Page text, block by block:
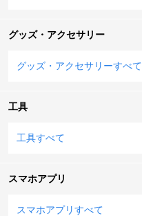
グッズ・アクセサリー
グッズ・アクセサリーすべて
工具
工具すべて
スマホアプリ
スマホアプリすべて